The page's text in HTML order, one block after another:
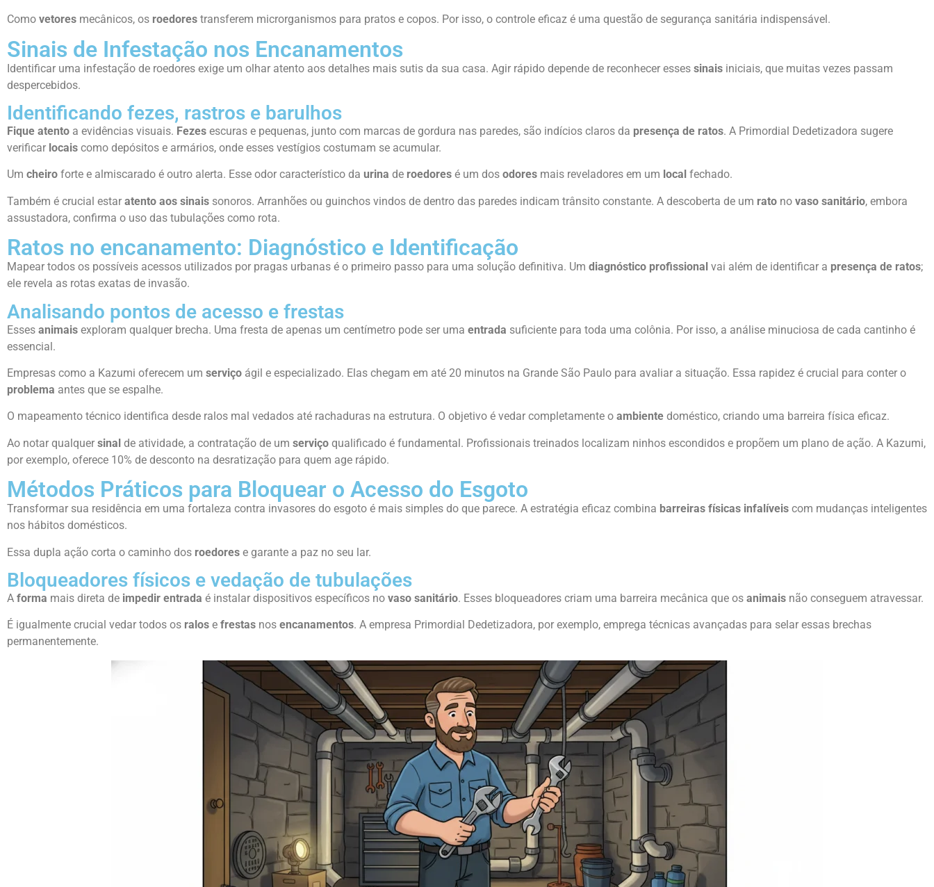
Como vetores mecânicos, os roedores transferem microrganismos para pratos e copos. Por isso, o controle eficaz é uma questão de segurança sanitária indispensável.
Sinais de Infestação nos Encanamentos
Identificar uma infestação de roedores exige um olhar atento aos detalhes mais sutis da sua casa. Agir rápido depende de reconhecer esses sinais iniciais, que muitas vezes passam
despercebidos.
Identificando fezes, rastros e barulhos
Fique atento a evidências visuais. Fezes escuras e pequenas, junto com marcas de gordura nas paredes, são indícios claros da presença de ratos. A Primordial Dedetizadora sugere
verificar locais como depósitos e armários, onde esses vestígios costumam se acumular.
Um cheiro forte e almiscarado é outro alerta. Esse odor característico da urina de roedores é um dos odores mais reveladores em um local fechado.
Também é crucial estar atento aos sinais sonoros. Arranhões ou guinchos vindos de dentro das paredes indicam trânsito constante. A descoberta de um rato no vaso sanitário, embora
assustadora, confirma o uso das tubulações como rota.
Ratos no encanamento: Diagnóstico e Identificação
Mapear todos os possíveis acessos utilizados por pragas urbanas é o primeiro passo para uma solução definitiva. Um diagnóstico profissional vai além de identificar a presença de ratos;
ele revela as rotas exatas de invasão.
Analisando pontos de acesso e frestas
Esses animais exploram qualquer brecha. Uma fresta de apenas um centímetro pode ser uma entrada suficiente para toda uma colônia. Por isso, a análise minuciosa de cada cantinho é
essencial.
Empresas como a Kazumi oferecem um serviço ágil e especializado. Elas chegam em até 20 minutos na Grande São Paulo para avaliar a situação. Essa rapidez é crucial para conter o
problema antes que se espalhe.
O mapeamento técnico identifica desde ralos mal vedados até rachaduras na estrutura. O objetivo é vedar completamente o ambiente doméstico, criando uma barreira física eficaz.
Ao notar qualquer sinal de atividade, a contratação de um serviço qualificado é fundamental. Profissionais treinados localizam ninhos escondidos e propõem um plano de ação. A Kazumi,
por exemplo, oferece 10% de desconto na desratização para quem age rápido.
Métodos Práticos para Bloquear o Acesso do Esgoto
Transformar sua residência em uma fortaleza contra invasores do esgoto é mais simples do que parece. A estratégia eficaz combina barreiras físicas infalíveis com mudanças inteligentes
nos hábitos domésticos.
Essa dupla ação corta o caminho dos roedores e garante a paz no seu lar.
Bloqueadores físicos e vedação de tubulações
A forma mais direta de impedir entrada é instalar dispositivos específicos no vaso sanitário. Esses bloqueadores criam uma barreira mecânica que os animais não conseguem atravessar.
É igualmente crucial vedar todos os ralos e frestas nos encanamentos. A empresa Primordial Dedetizadora, por exemplo, emprega técnicas avançadas para selar essas brechas
permanentemente.